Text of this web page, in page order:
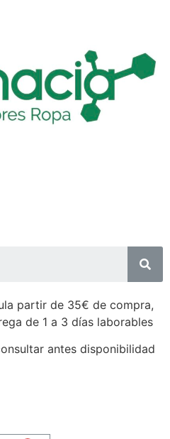
partir de 35€ de compra,
de 1 a 3 días laborables
antes disponibilidad